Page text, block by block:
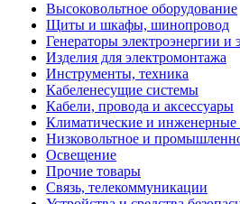
Высоковольтное оборудование
Щиты и шкафы, шинопровод
Генераторы электроэнергии и
Изделия для электромонтажа
Инструменты, техника
Кабеленесущие системы
Кабели, провода и аксессуары
Климатические и инженерные
Низковольтное и
Освещение
Прочие товары
Связь, телекоммуникации